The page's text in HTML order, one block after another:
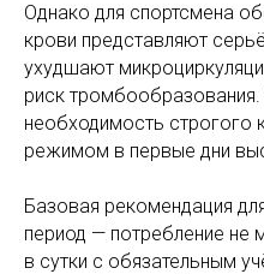
Однако для спортсмена
крови представляют
ухудшают
риск тромбообразования.
необходимость строгого
режимом в первые дни
Базовая рекомендация
период — потребление не
в сутки с обязательным